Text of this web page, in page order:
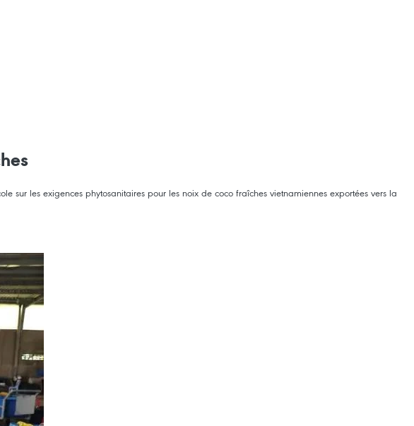
sur les exigences phytosanitaires pour les noix de coco fraîches vietnamiennes exportées vers la